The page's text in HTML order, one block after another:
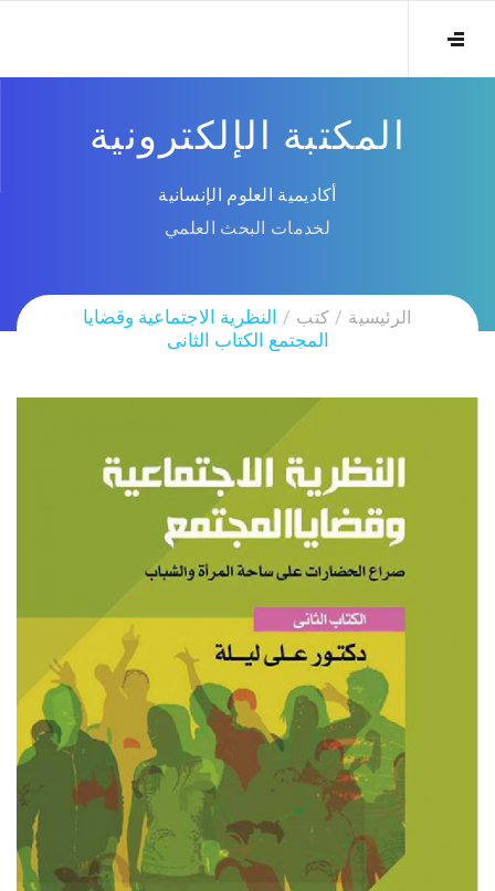
المكتبة الإلكترونية
أكاديمية العلوم الإنسانية
لخدمات البحث العلمي
الرئيسية كتب
النظرية الاجتماعية وقضايا
المجتمع الكتاب الثانى